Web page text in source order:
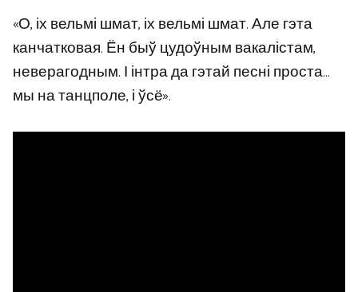
«О, іх вельмі шмат, іх вельмі шмат. Але гэта
канчатковая. Ён быў цудоўным вакалістам,
неверагодным. І інтра да гэтай песні проста…
мы на танцполе, і ўсё».